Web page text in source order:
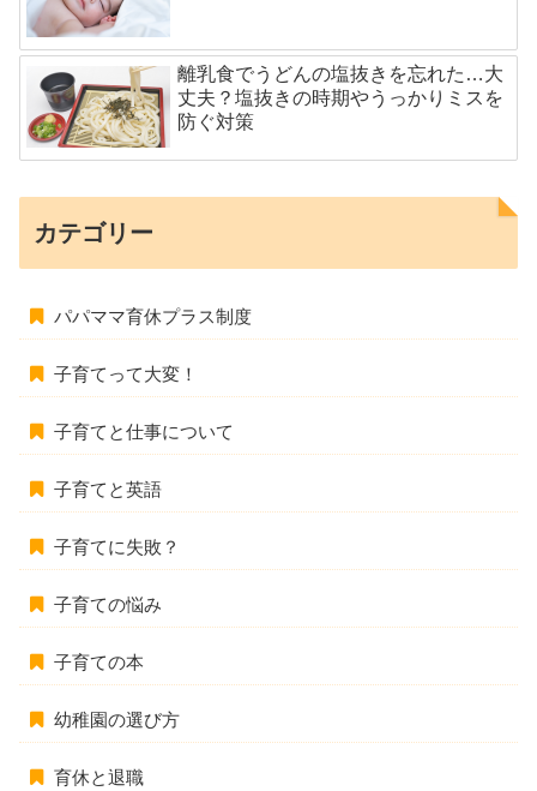
離乳食でうどんの塩抜きを忘れた…大
丈夫？塩抜きの時期やうっかりミスを
防ぐ対策
カテゴリー
パパママ育休プラス制度
子育てって大変！
子育てと仕事について
子育てと英語
子育てに失敗？
子育ての悩み
子育ての本
幼稚園の選び方
育休と退職